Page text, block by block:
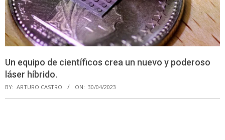
Un equipo de científicos crea un nuevo y poderoso
láser híbrido.
BY: ARTURO CASTRO ON: 30/04/2023